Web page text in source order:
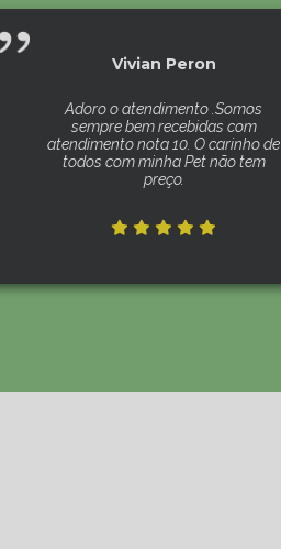
Vivian Peron
Adoro o atendimento .Somos
sempre bem recebidas com
atendimento nota 10. O carinho de
todos com minha Pet não tem
preço.